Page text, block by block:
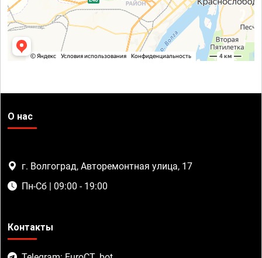
О нас
г. Волгоград, Авторемонтная улица, 17
Пн-Сб | 09:00 - 19:00
Контакты